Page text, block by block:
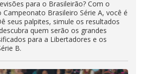
para o Brasileirão? Com o
Brasileiro Série A, você é
seus palpites, simule os resultados
quem serão os grandes
para a Libertadores e os
B.